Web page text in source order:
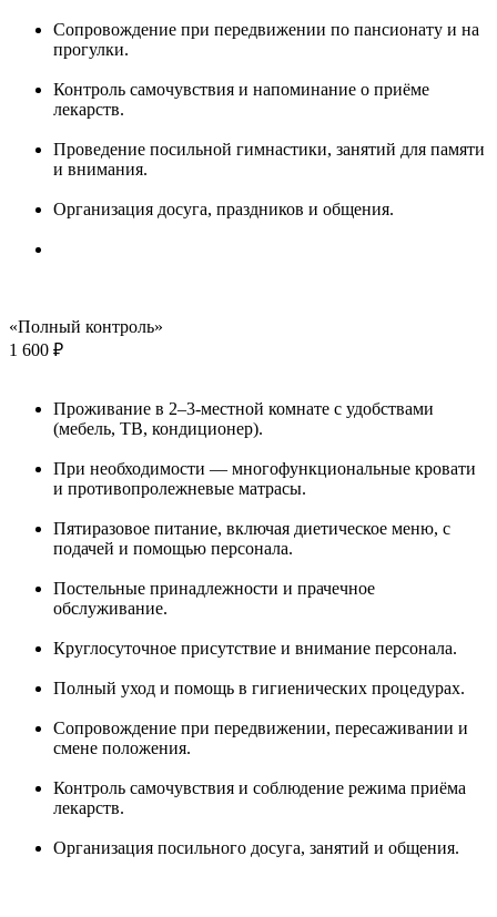
Сопровождение при передвижении по пансионату и на
прогулки.
Контроль самочувствия и напоминание о приёме
лекарств.
Проведение посильной гимнастики, занятий для памяти
и внимания.
Организация досуга, праздников и общения.
«Полный контроль»
1 600 ₽
Проживание в 2–3-местной комнате с удобствами
(мебель, ТВ, кондиционер).
При необходимости — многофункциональные кровати
и противопролежневые матрасы.
Пятиразовое питание, включая диетическое меню, с
подачей и помощью персонала.
Постельные принадлежности и прачечное
обслуживание.
Круглосуточное присутствие и внимание персонала.
Полный уход и помощь в гигиенических процедурах.
Сопровождение при передвижении, пересаживании и
смене положения.
Контроль самочувствия и соблюдение режима приёма
лекарств.
Организация посильного досуга, занятий и общения.